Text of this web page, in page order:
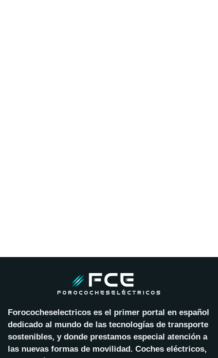
Forococheselectricos es el primer portal en español
dedicado al mundo de las tecnologías de transporte
sostenibles, y donde prestamos especial atención a
las nuevas formas de movilidad. Coches eléctricos,